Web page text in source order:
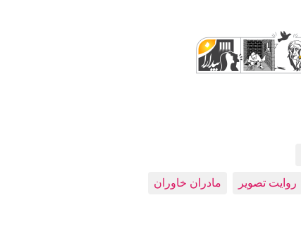
روایت تصویر مادران خاوران